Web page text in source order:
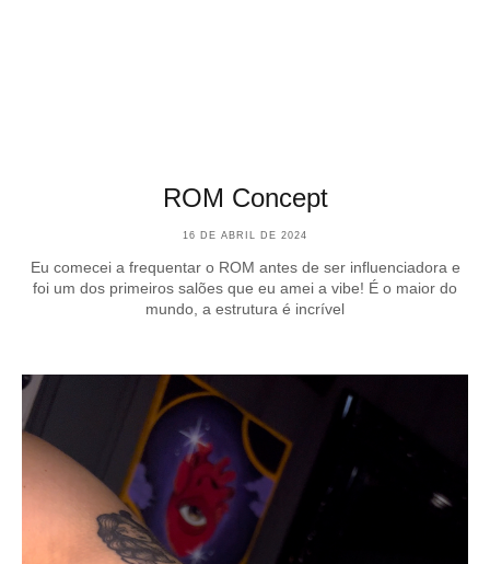
ROM Concept
16 DE ABRIL DE 2024
Eu comecei a frequentar o ROM antes de ser influenciadora e
foi um dos primeiros salões que eu amei a vibe! É o maior do
mundo, a estrutura é incrível